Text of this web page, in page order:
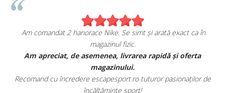
Am comandat 2 hanorace Nike. Se simt și arată exact ca în
magazinul fizic.
Am apreciat, de asemenea, livrarea rapidă și oferta
magazinului.
Recomand cu încredere escapesport.ro tuturor pasionaților de
încălțăminte sport!